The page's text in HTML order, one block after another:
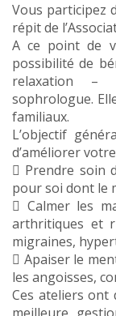
Vous participez
répit de
A ce point de
possibilité de
relaxation –
sophrologue.
familiaux.
L’objectif
d’améliorer
 Prendre soin
pour soi dont le
 Calmer les
arthritiques et
migraines,
 Apaiser le
les angoisses,
Ces ateliers